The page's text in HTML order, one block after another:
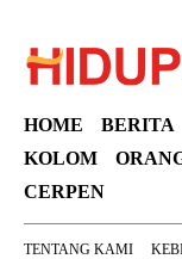
HOME BERITA
KOLOM
CERPEN
TENTANG KAMI